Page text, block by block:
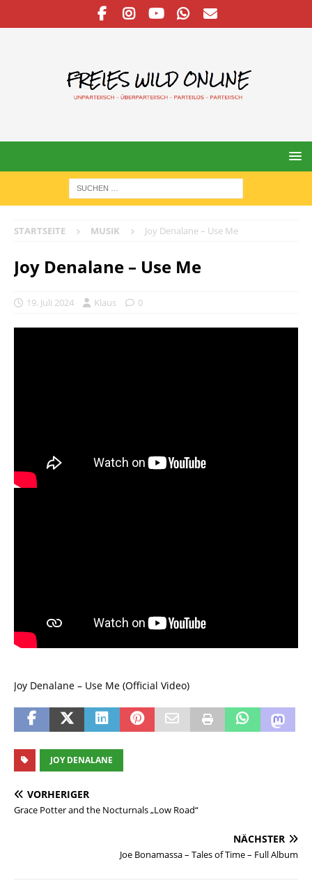
STARTSEITE MUSIK Joy Denalane – Use Me
Joy Denalane – Use Me
19. Juli 2024 Klaus 0
Joy Denalane – Use Me (Official Video)
JOY DENALANE
VORHERIGER
Grace Potter and the Nocturnals „Low Road“
NÄCHSTER
Joe Bonamassa – Tales of Time – Full Album